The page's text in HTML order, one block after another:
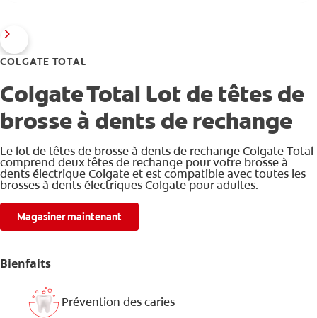
COLGATE TOTAL
Colgate Total Lot de têtes de
brosse à dents de rechange
Le lot de têtes de brosse à dents de rechange Colgate Total
comprend deux têtes de rechange pour votre brosse à
dents électrique Colgate et est compatible avec toutes les
brosses à dents électriques Colgate pour adultes.
Magasiner maintenant
Bienfaits
Prévention des caries